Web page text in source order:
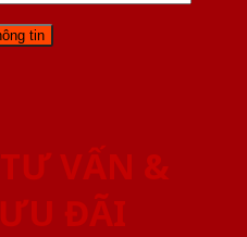
VẤN &
ĐÃI